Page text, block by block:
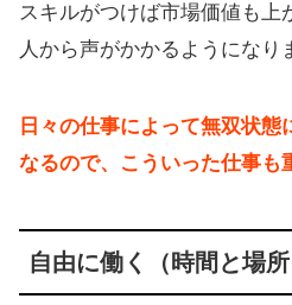
スキルがつけば市場価値も上
人から声がかかるようになり
日々の仕事によって無双状態
なるので、こういった仕事も
自由に働く（時間と場所